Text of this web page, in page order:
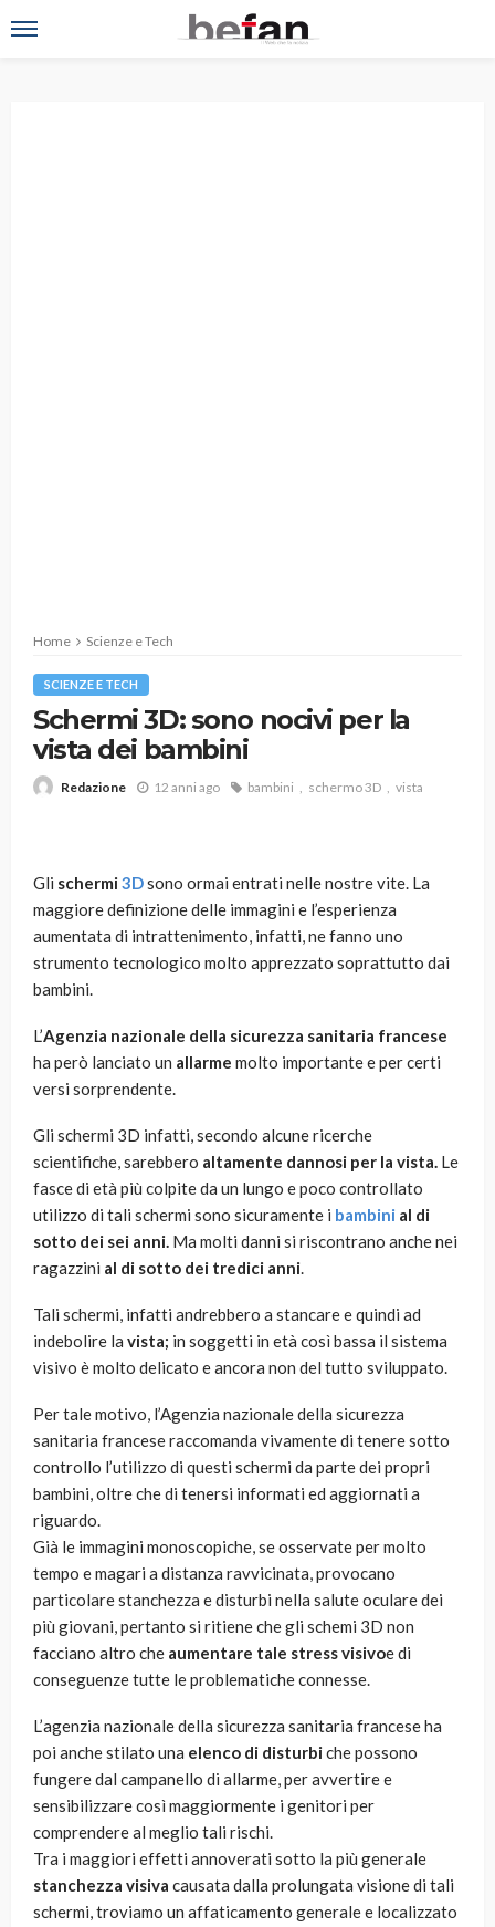
Home Scienze e Tech
SCIENZE E TECH
Schermi 3D: sono nocivi per la
vista dei bambini
Redazione 12 anni ago bambini schermo 3D vista
Gli schermi3Dsono ormai entrati nelle nostre vite. La
maggiore definizione delle immagini e l’esperienza
aumentata di intrattenimento, infatti, ne fanno uno
strumento tecnologico molto apprezzato soprattutto dai
bambini.
L’Agenzia nazionale della sicurezza sanitaria francese
ha però lanciato un allarme molto importante e per certi
versi sorprendente.
Gli schermi 3D infatti, secondo alcune ricerche
scientifiche, sarebbero altamente dannosi per la vista. Le
fasce di età più colpite da un lungo e poco controllato
utilizzo di tali schermi sono sicuramente i bambini al di
sotto dei sei anni. Ma molti danni si riscontrano anche nei
ragazzini al di sotto dei tredici anni.
Tali schermi, infatti andrebbero a stancare e quindi ad
indebolire la vista; in soggetti in età così bassa il sistema
visivo è molto delicato e ancora non del tutto sviluppato.
Per tale motivo, l’Agenzia nazionale della sicurezza
sanitaria francese raccomanda vivamente di tenere sotto
controllo l’utilizzo di questi schermi da parte dei propri
bambini, oltre che di tenersi informati ed aggiornati a
riguardo.
Già le immagini monoscopiche, se osservate per molto
tempo e magari a distanza ravvicinata, provocano
particolare stanchezza e disturbi nella salute oculare dei
più giovani, pertanto si ritiene che gli schemi 3D non
facciano altro che aumentare tale stress visivoe di
conseguenze tutte le problematiche connesse.
L’agenzia nazionale della sicurezza sanitaria francese ha
poi anche stilato una elenco di disturbiche possono
fungere dal campanello di allarme, per avvertire e
sensibilizzare così maggiormente i genitori per
comprendere al meglio tali rischi.
Tra i maggiori effetti annoverati sotto la più generale
stanchezza visiva causata dalla prolungata visione di tali
schermi, troviamo un affaticamento generale e localizzato